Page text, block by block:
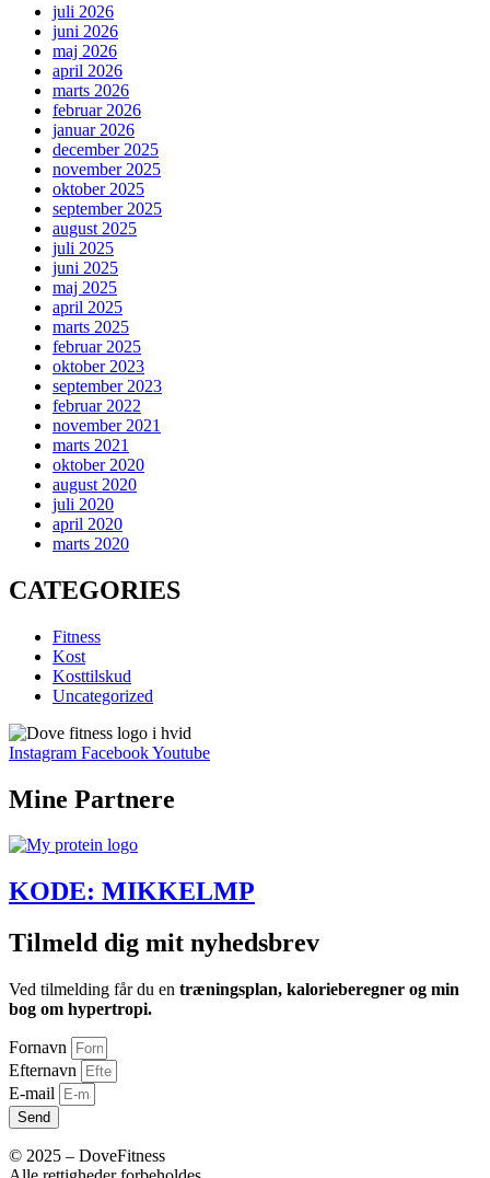
juli 2026
juni 2026
maj 2026
april 2026
marts 2026
februar 2026
januar 2026
december 2025
november 2025
oktober 2025
september 2025
august 2025
juli 2025
juni 2025
maj 2025
april 2025
marts 2025
februar 2025
oktober 2023
september 2023
februar 2022
november 2021
marts 2021
oktober 2020
august 2020
juli 2020
april 2020
marts 2020
CATEGORIES
Fitness
Kost
Kosttilskud
Uncategorized
Instagram FacebookYoutube
Mine Partnere
KODE: MIKKELMP
Tilmeld dig mit nyhedsbrev
Ved tilmelding får du en træningsplan, kalorieberegner og min
bog om hypertropi.
Fornavn
Efternavn
E-mail
Send
© 2025 – DoveFitness